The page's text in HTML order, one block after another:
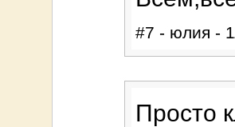
#7 - юлия -
Просто